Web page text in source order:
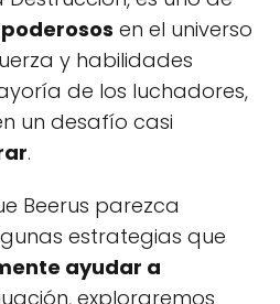
poderosos en el universo
y habilidades
de los luchadores,
un desafío casi
.
Beerus parezca
estrategias que
ayudar a
exploraremos